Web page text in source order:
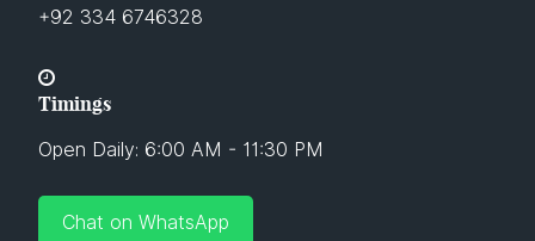
+92 334 6746328
Timings
Open Daily: 6:00 AM - 11:30 PM
Chat on WhatsApp